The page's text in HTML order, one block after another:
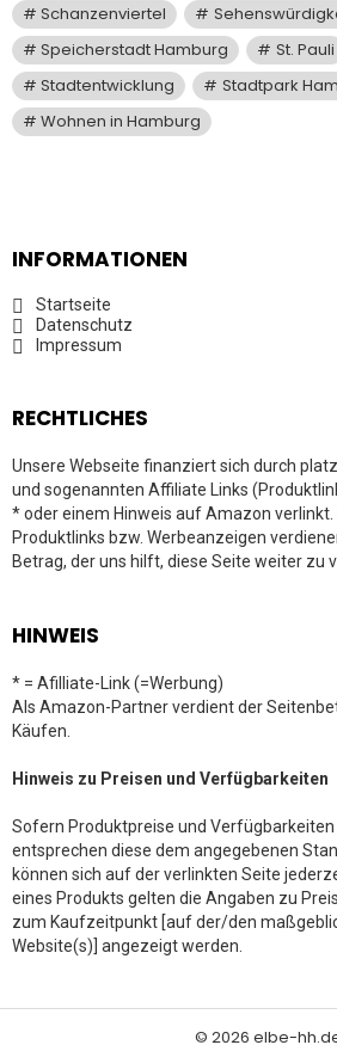
Schanzenviertel
Speicherstadt Hamburg
St. Pauli
Stadtentwicklung
Stadtpark
Wohnen in Hamburg
INFORMATIONEN
Startseite
Datenschutz
Impressum
RECHTLICHES
Unsere Webseite finanziert sich durch
und sogenannten Affiliate Links
* oder einem Hinweis auf Amazon verlinkt.
Produktlinks bzw. Werbeanzeigen
Betrag, der uns hilft, diese Seite weiter zu
HINWEIS
* = Afilliate-Link (=Werbung)
Als Amazon-Partner verdient der
Käufen.
Hinweis zu Preisen und Verfügbarkeiten
Sofern Produktpreise und
entsprechen diese dem angegebenen
können sich auf der verlinkten Seite
eines Produkts gelten die Angaben zu
zum Kaufzeitpunkt [auf der/den
Website(s)] angezeigt werden.
© 2026 elbe-